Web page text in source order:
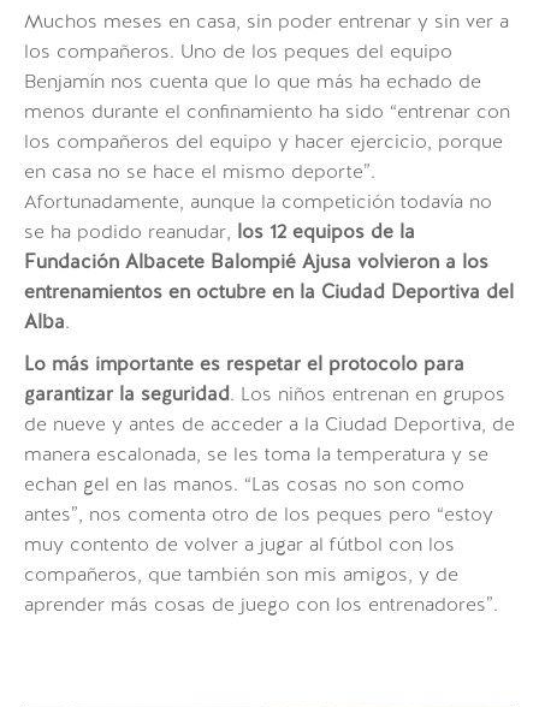
Muchos meses en casa, sin poder entrenar y sin ver a
los compañeros. Uno de los peques del equipo
Benjamín nos cuenta que lo que más ha echado de
menos durante el confinamiento ha sido “entrenar con
los compañeros del equipo y hacer ejercicio, porque
en casa no se hace el mismo deporte”.
Afortunadamente, aunque la competición todavía no
se ha podido reanudar, los 12 equipos de la
Fundación Albacete Balompié Ajusa volvieron a los
entrenamientos en octubre en la Ciudad Deportiva del
Alba.
Lo más importante es respetar el protocolo para
garantizar la seguridad. Los niños entrenan en grupos
de nueve y antes de acceder a la Ciudad Deportiva, de
manera escalonada, se les toma la temperatura y se
echan gel en las manos. “Las cosas no son como
antes”, nos comenta otro de los peques pero “estoy
muy contento de volver a jugar al fútbol con los
compañeros, que también son mis amigos, y de
aprender más cosas de juego con los entrenadores”.